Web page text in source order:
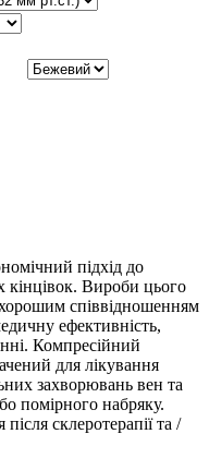
підхід до
Вироби цього
співвідношенням
ефективність,
Компресійний
для лікування
захворювань вен та
помірного набряку.
склеротерапії та /